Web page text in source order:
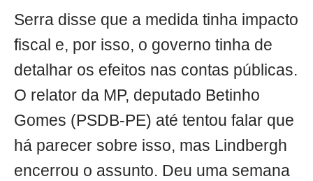
Serra disse que a medida tinha impacto
fiscal e, por isso, o governo tinha de
detalhar os efeitos nas contas públicas.
O relator da MP, deputado Betinho
Gomes (PSDB-PE) até tentou falar que
há parecer sobre isso, mas Lindbergh
encerrou o assunto. Deu uma semana